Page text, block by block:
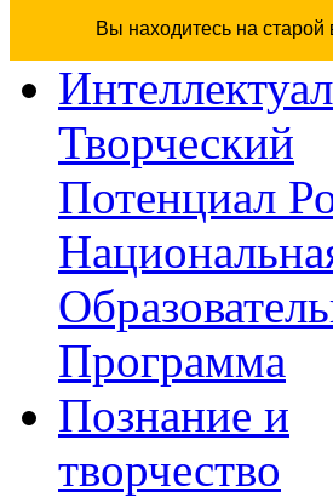
Вы находитесь на
Творческий
Потенциал
Программа
Познание и
творчество